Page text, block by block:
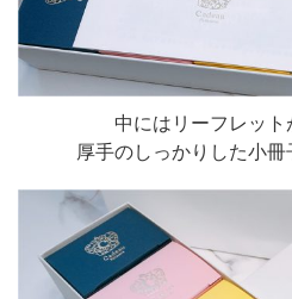
中にはリーフレッ
厚手のしっかりした小